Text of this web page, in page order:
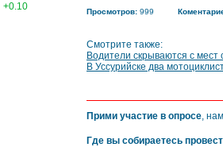
+0.10 Просмотров: 999
Смотрите также:
Водители скрываются с
В Уссурийске два
Прими участие в опросе,
Где вы собираетесь